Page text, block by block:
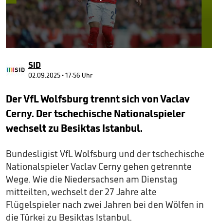
of
3
seconds
SID
02.09.2025 • 17:56 Uhr
Der VfL Wolfsburg trennt sich von Vaclav
Cerny. Der tschechische Nationalspieler
wechselt zu Besiktas Istanbul.
Bundesligist VfL Wolfsburg und der tschechische
Nationalspieler Vaclav Cerny gehen getrennte
Wege. Wie die Niedersachsen am Dienstag
mitteilten, wechselt der 27 Jahre alte
Flügelspieler nach zwei Jahren bei den Wölfen in
die Türkei zu Besiktas Istanbul.